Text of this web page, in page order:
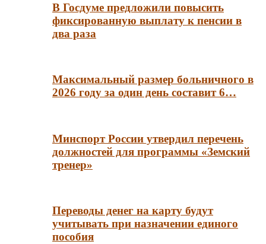
В Госдуме предложили повысить
фиксированную выплату к пенсии в
два раза
Максимальный размер больничного в
2026 году за один день составит 6…
Минспорт России утвердил перечень
должностей для программы «Земский
тренер»
Переводы денег на карту будут
учитывать при назначении единого
пособия